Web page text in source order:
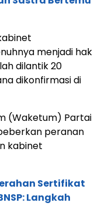
menjadi hak
dilantik 20
dikonfirmasi di
(Waketum) Partai
peranan
kabinet
Sertifikat
Langkah